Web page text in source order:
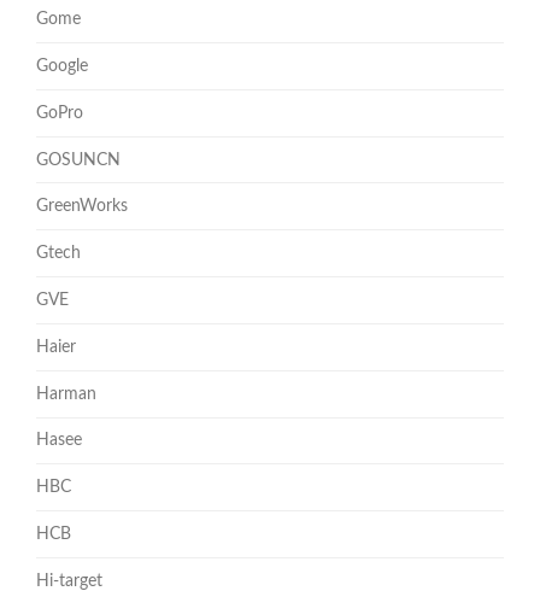
Gome
Google
GoPro
GOSUNCN
GreenWorks
Gtech
GVE
Haier
Harman
Hasee
HBC
HCB
Hi-target